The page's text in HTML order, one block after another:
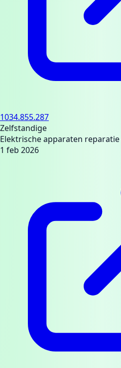
1034.855.287
Zelfstandige
Elektrische apparaten reparatie
1 feb 2026